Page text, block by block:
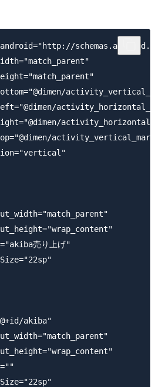
売り上げ"
akiba"